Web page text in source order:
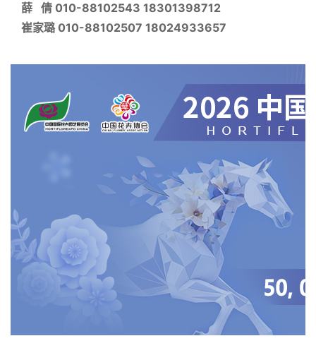
薛 倩 010-88102543 18301398712
崔家璐 010-88102507 18024933657